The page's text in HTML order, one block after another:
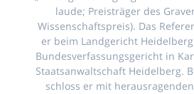
laude; Preisträger des
Wissenschaftspreis). Das
er beim Landgericht
Bundesverfassungsgericht in
Staatsanwaltschaft Heidelberg.
schloss er mit